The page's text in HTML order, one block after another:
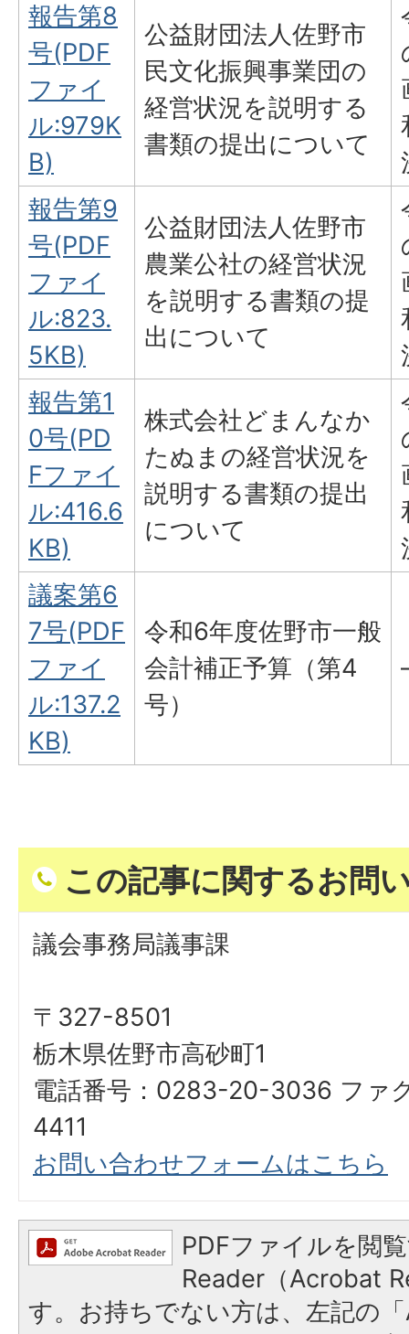
報告第8
号(PDF
ファイ
ル:979K
B)
公益財団法人佐野市
民文化振興事業団の
経営状況を説明する
書類の提出について
報告第9
号(PDF
ファイ
ル:823.
5KB)
公益財団法人佐野市
農業公社の経営状況
を説明する書類の提
出について
報告第1
0号(PD
Fファイ
ル:416.6
KB)
株式会社どまんなか
たぬまの経営状況を
説明する書類の提出
について
議案第6
7号(PDF
ファイ
ル:137.2
KB)
令和6年度佐野市一般
会計補正予算（第4
号）
この記事に関するお問
議会事務局議事課
〒327-8501
栃木県佐野市高砂町1
電話番号：0283-20-3036 ファ
4411
お問い合わせフォームはこちら
PDFファイルを閲
Reader（Acrobat
す。お持ちでない方は、左記の